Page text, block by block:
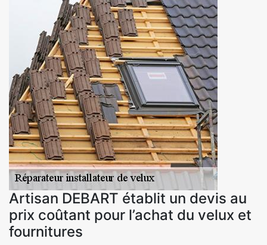
Artisan DEBART établit un devis au
prix coûtant pour l’achat du velux et
fournitures